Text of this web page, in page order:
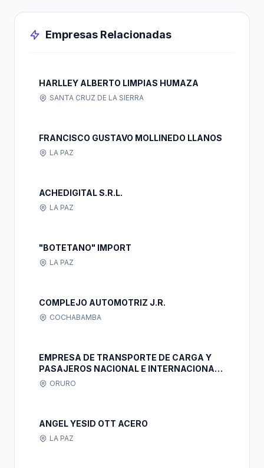
Empresas Relacionadas
HARLLEY ALBERTO LIMPIAS HUMAZA
SANTA CRUZ DE LA SIERRA
FRANCISCO GUSTAVO MOLLINEDO LLANOS
LA PAZ
ACHEDIGITAL S.R.L.
LA PAZ
"BOTETANO" IMPORT
LA PAZ
COMPLEJO AUTOMOTRIZ J.R.
COCHABAMBA
EMPRESA DE TRANSPORTE DE CARGA Y
PASAJEROS NACIONAL E INTERNACIONAL
TRANS PILCOMAYO S.R.L.
ORURO
ANGEL YESID OTT ACERO
LA PAZ